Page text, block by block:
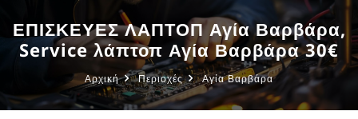
ΕΠΙΣΚΕΥΕΣ ΛΑΠΤΟΠ Αγία Βαρβάρα,
Service λάπτοπ Αγία Βαρβάρα 30€
Αρχική Περιοχές Αγία Βαρβάρα